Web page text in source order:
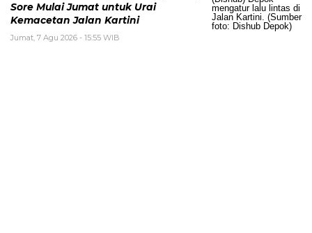
Sore Mulai Jumat untuk Urai
Kemacetan Jalan Kartini
Jumat, 7 Agu 2026 - 15:55 WIB